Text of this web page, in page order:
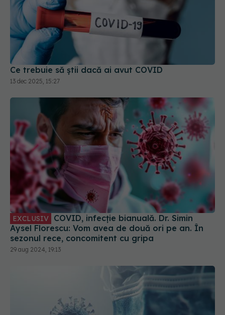
Ce trebuie să știi dacă ai avut COVID
13 dec 2025, 15:27
EXCLUSIV
Aysel Florescu: Vom avea de două ori pe an. În
sezonul rece, concomitent cu gripa
29 aug 2024, 19:13